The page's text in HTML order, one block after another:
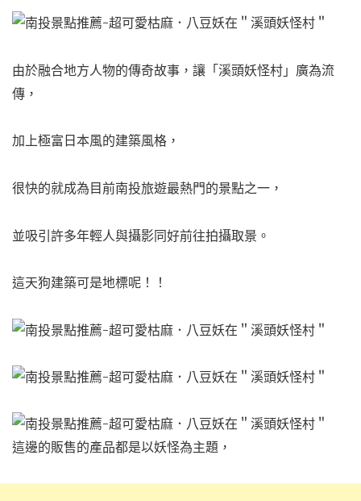
由於融合地方人物的傳奇故事，讓「溪頭妖怪村」廣為流
傳，
加上極富日本風的建築風格，
很快的就成為目前南投旅遊最熱門的景點之一，
並吸引許多年輕人與攝影同好前往拍攝取景。
這天狗建築可是地標呢！！
這邊的販售的產品都是以妖怪為主題，